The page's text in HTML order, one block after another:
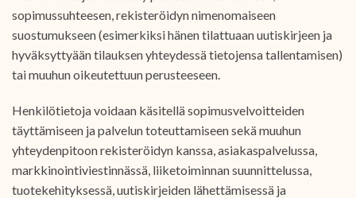
sopimussuhteesen, rekisteröidyn nimenomaiseen
suostumukseen (esimerkiksi hänen tilattuaan uutiskirjeen ja
hyväksyttyään tilauksen yhteydessä tietojensa tallentamisen)
tai muuhun oikeutettuun perusteeseen.
Henkilötietoja voidaan käsitellä sopimusvelvoitteiden
täyttämiseen ja palvelun toteuttamiseen sekä muuhun
yhteydenpitoon rekisteröidyn kanssa, asiakaspalvelussa,
markkinointiviestinnässä, liiketoiminnan suunnittelussa,
tuotekehityksessä, uutiskirjeiden lähettämisessä ja